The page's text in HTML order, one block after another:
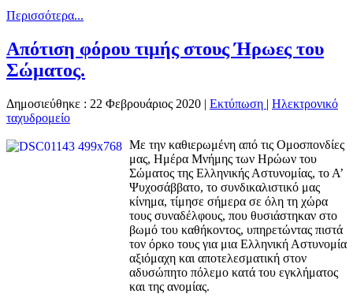
Περισσότερα...
Απότιση φόρου τιμής στους Ήρωες του
Σώματος.
Δημοσιεύθηκε : 22 Φεβρουάριος 2020 | Εκτύπωση | Ηλεκτρονικό
ταχυδρομείο
Με την καθιερωμένη από τις Ομοσπονδίες
μας, Ημέρα Μνήμης των Ηρώων του
Σώματος της Ελληνικής Αστυνομίας, το Α’
Ψυχοσάββατο, το συνδικαλιστικό μας
κίνημα, τίμησε σήμερα σε όλη τη χώρα
τους συναδέλφους, που θυσιάστηκαν στο
βωμό του καθήκοντος, υπηρετώντας πιστά
τον όρκο τους για μια Ελληνική Αστυνομία
αξιόμαχη και αποτελεσματική στον
αδυσώπητο πόλεμο κατά του εγκλήματος
και της ανομίας.